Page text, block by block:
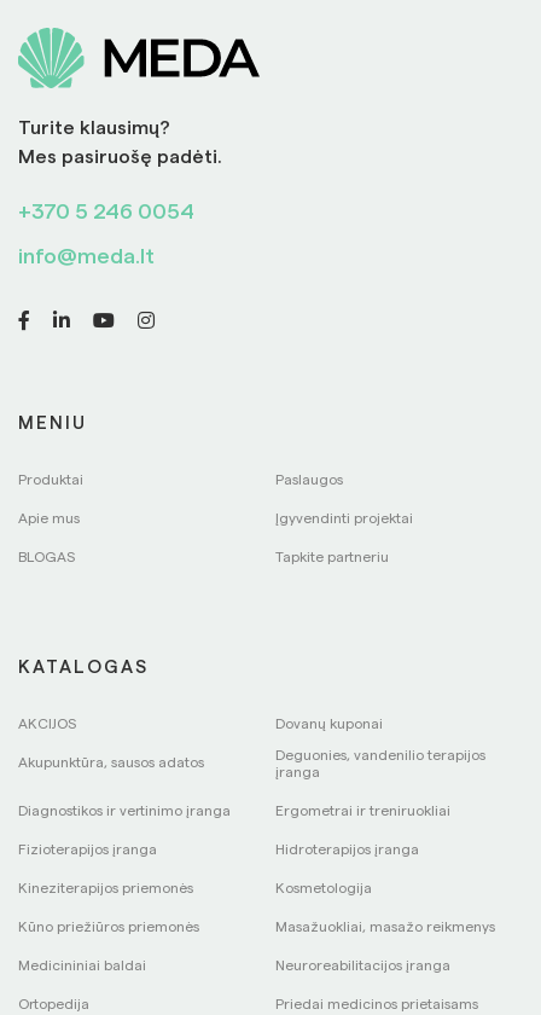
Turite klausimų?
Mes pasiruošę padėti.
+370 5 246 0054
info@meda.lt
MENIU
Produktai Paslaugos
Apie mus Įgyvendinti projektai
BLOGAS Tapkite partneriu
KATALOGAS
AKCIJOS Dovanų kuponai
Akupunktūra, sausos adatos
Deguonies, vandenilio terapijos
įranga
Diagnostikos ir vertinimo įranga Ergometrai ir treniruokliai
Fizioterapijos įranga Hidroterapijos įranga
Kineziterapijos priemonės Kosmetologija
Kūno priežiūros priemonės Masažuokliai, masažo reikmenys
Medicininiai baldai Neuroreabilitacijos įranga
Ortopedija Priedai medicinos prietaisams